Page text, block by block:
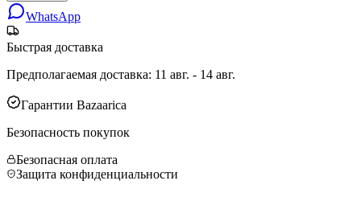
WhatsApp
Быстрая доставка
Предполагаемая доставка: 11 авг. - 14 авг.
Гарантии Bazaarica
Безопасность покупок
Безопасная оплата
Защита конфиденциальности